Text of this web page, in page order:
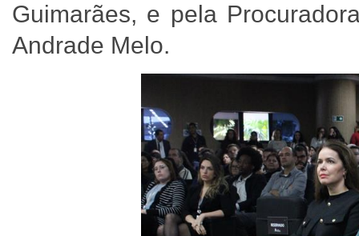
Guimarães, e pela
Andrade Melo.